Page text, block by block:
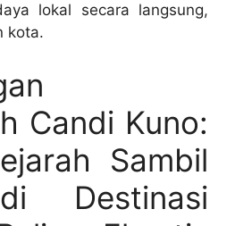
lokal secara langsung,
kota.
Candi Kuno:
Sambil
Destinasi